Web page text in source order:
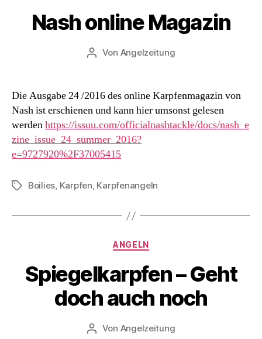
Nash online Magazin
Beitragsautor
Von Angelzeitung
Die Ausgabe 24 /2016 des online Karpfenmagazin von
Nash ist erschienen und kann hier umsonst gelesen
werdenhttps://issuu.com/officialnashtackle/docs/nash_e
zine_issue_24_summer_2016?
e=9727920%2F37005415
Schlagwörter
Boilies, Karpfen, Karpfenangeln
Kategorien
ANGELN
Spiegelkarpfen – Geht
doch auch noch
Beitragsautor
Von Angelzeitung